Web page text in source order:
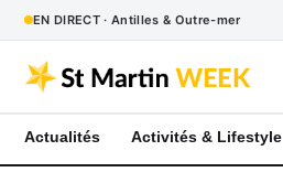
EN DIRECT · Antilles & Outre-mer
Actualités Activités & Lifestyle